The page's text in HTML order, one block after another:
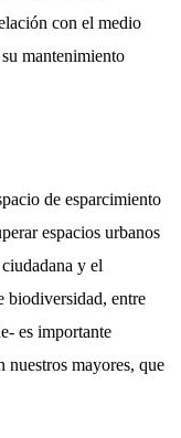
con el medio
mantenimiento
de esparcimiento
espacios urbanos
y el
biodiversidad, entre
es importante
nuestros mayores, que